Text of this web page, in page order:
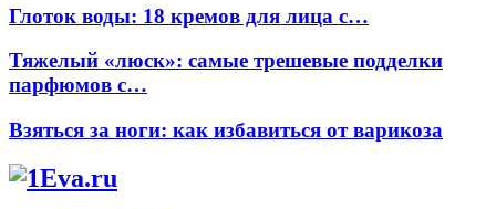
Глоток воды: 18 кремов для лица с…
Тяжелый «люск»: самые трешевые подделки
парфюмов с…
Взяться за ноги: как избавиться от варикоза